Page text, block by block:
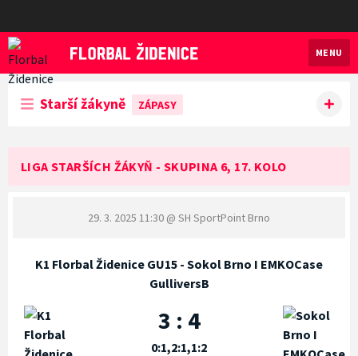
Florbal Židenice
MENU
Starší žákyně ZÁPASY
LIGA STARŠÍCH ŽÁKYŇ - SKUPINA 6, 17. KOLO
29. 3. 2025 11:30 @ SH SportPoint Brno
K1 Florbal Židenice GU15 - Sokol Brno I EMKOCase
GulliversB
3 : 4
0:1,2:1,1:2